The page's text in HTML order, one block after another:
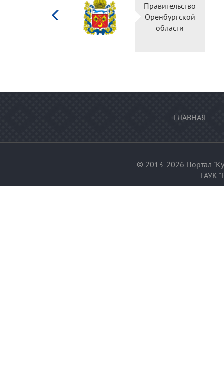
Правительство
Оренбургской
области
ГЛАВНАЯ
© 2013-2026 Портал
ГАУК